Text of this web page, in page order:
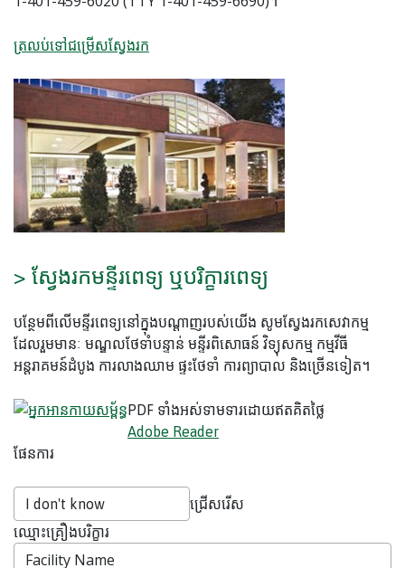
ត្រលប់ទៅជម្រើសស្វែងរក
> ស្វែងរកមន្ទីរពេទ្យ ឬបរិក្ខារពេទ្យ
បន្ថែមពីលើមន្ទីរពេទ្យនៅក្នុងបណ្តាញរបស់យើង សូមស្វែងរកសេវាកម្ម
ដែលរួមមានៈ មណ្ឌលថែទាំបន្ទាន់ មន្ទីរពិសោធន៍ វិទ្យុសកម្ម កម្មវីធី
អន្តរាគមន៍ដំបូង ការលាងឈាម ផ្ទះថែទាំ ការព្យាបាល និងច្រើនទៀត។
PDF ទាំងអស់ទាមទារដោយឥតគិតថ្លៃ
Adobe Reader
ផែនការ
ជ្រើសរើស
ឈ្មោះគ្រឿងបរិក្ខារ